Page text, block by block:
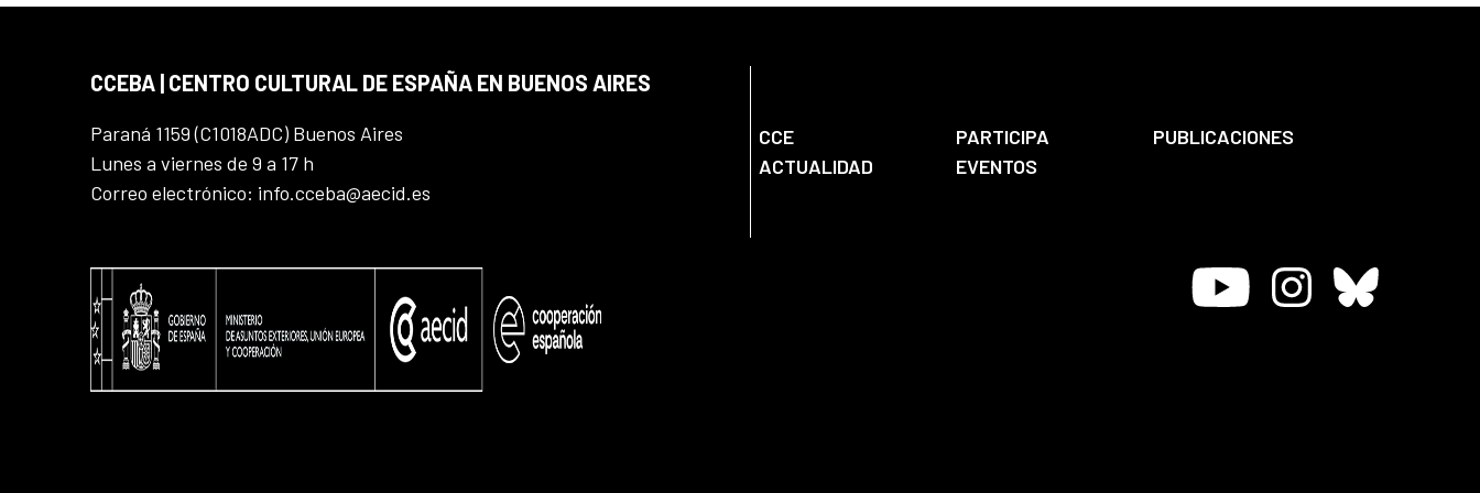
CCEBA | CENTRO CULTURAL DE ESPAÑA EN BUENOS AIRES
Paraná 1159 (C1018ADC) Buenos Aires
Lunes a viernes de 9 a 17 h
Correo electrónico: info.cceba@aecid.es
CCE PARTICIPA
PUBLICACIONES
ACTUALIDAD
EVENTOS
Youtube InstagramBluesky